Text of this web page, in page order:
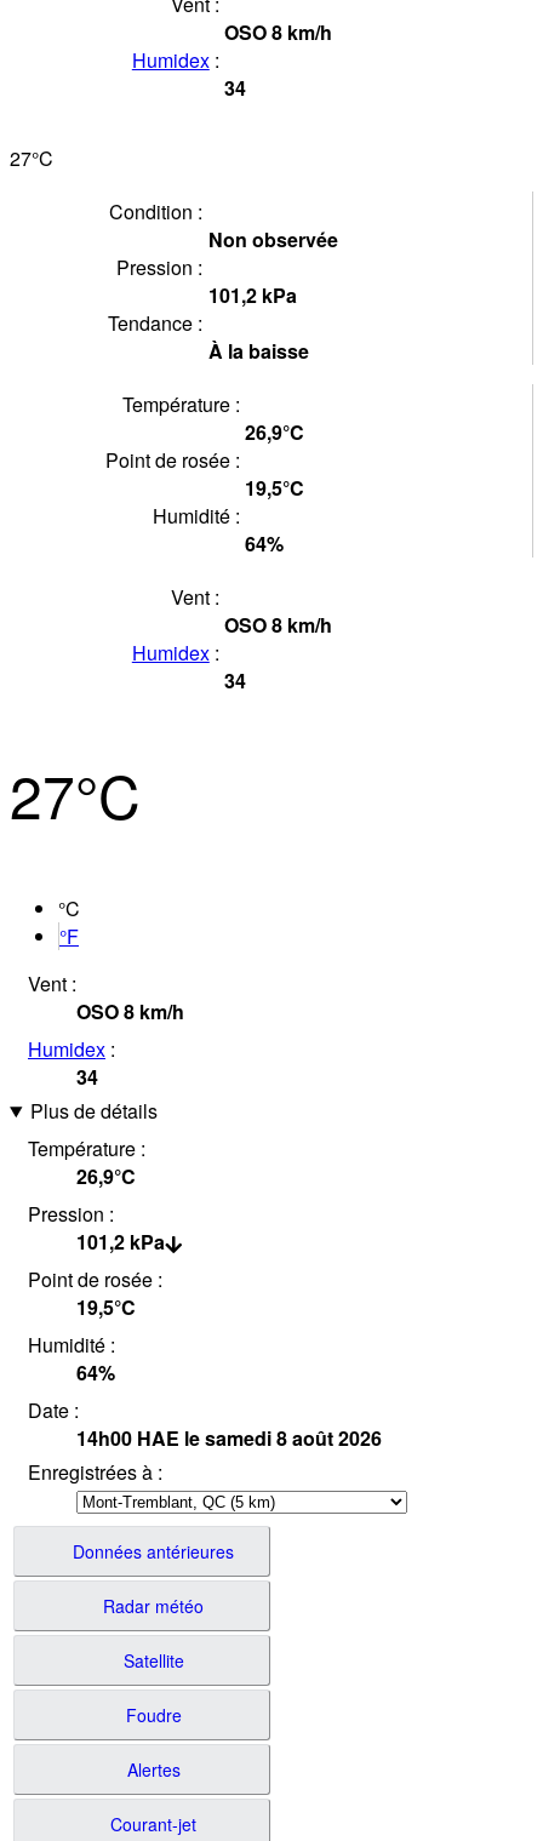
OSO8 km/h
Humidex:
34
27°C
Condition :
Non observée
Pression :
101,2 kPa
Tendance :
À la baisse
Température :
26,9°C
Point de rosée :
19,5°C
Humidité :
64%
Vent :
OSO8 km/h
Humidex:
34
27°C
°C
°F
Vent :
OSO8 km/h
Humidex :
34
Plus de détails
Température :
26,9°C
Pression :
101,2 kPa
Point de rosée :
19,5°C
Humidité :
64%
Date :
14h00 HAE le samedi 8 août 2026
Enregistrées à :
Données antérieures
Radar météo
Satellite
Foudre
Alertes
Courant-jet